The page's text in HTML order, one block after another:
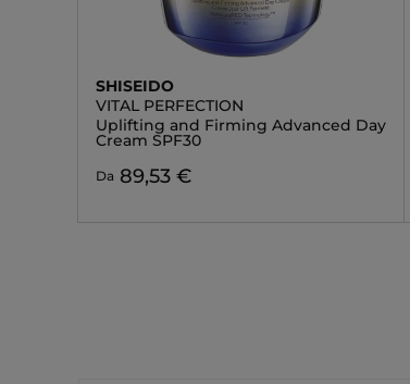
SHISEIDO
VITAL PERFECTION
Uplifting and Firming Advanced Day
Cream SPF30
Da 89,53 €